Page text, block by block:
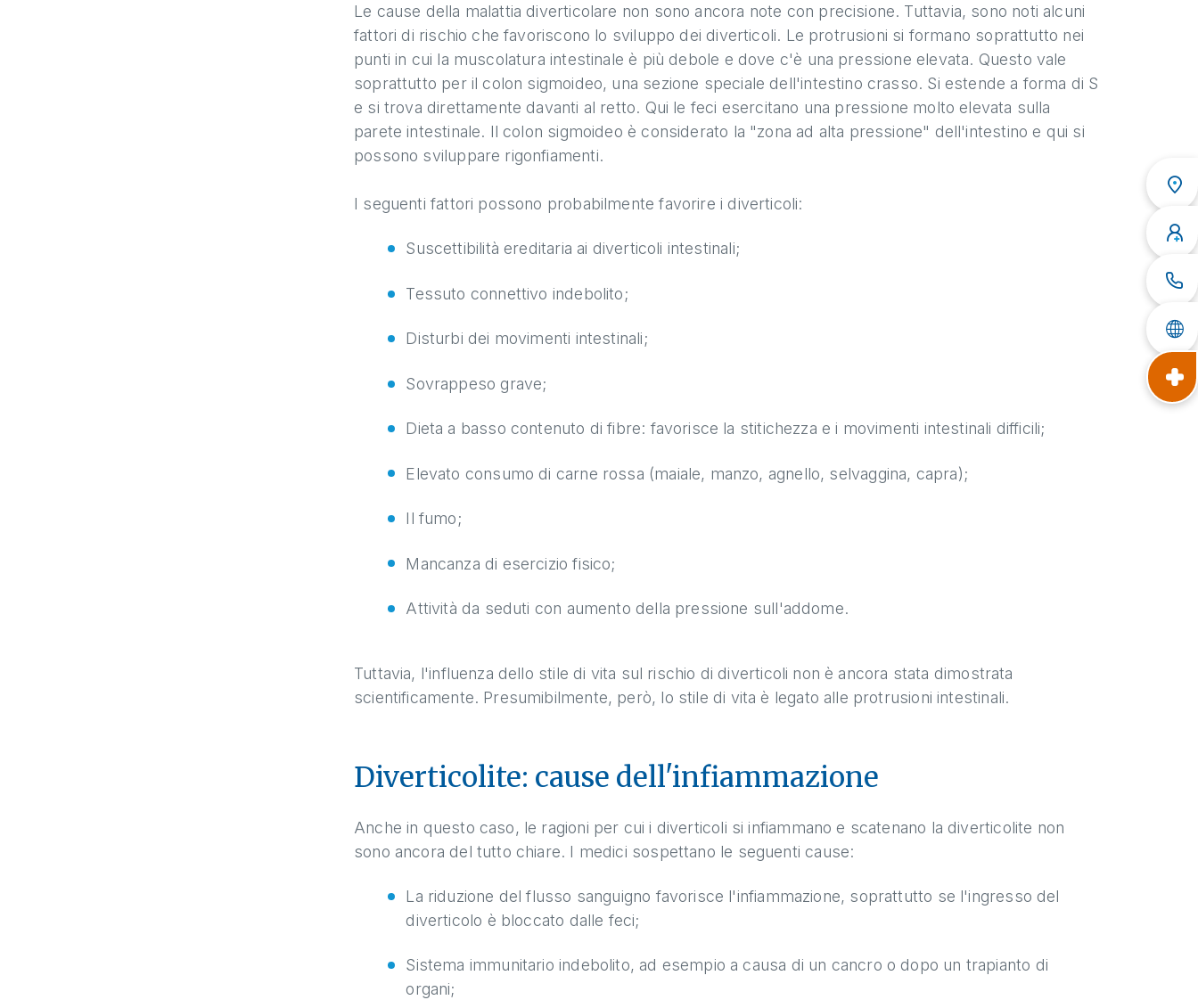
Le cause della malattia diverticolare non sono ancora note con precisione. Tuttavia, sono noti alcuni
fattori di rischio che favoriscono lo sviluppo dei diverticoli. Le protrusioni si formano soprattutto nei
punti in cui la muscolatura intestinale è più debole e dove c'è una pressione elevata. Questo vale
soprattutto per il colon sigmoideo, una sezione speciale dell'intestino crasso. Si estende a forma di S
e si trova direttamente davanti al retto. Qui le feci esercitano una pressione molto elevata sulla
parete intestinale. Il colon sigmoideo è considerato la "zona ad alta pressione" dell'intestino e qui si
possono sviluppare rigonfiamenti.
I seguenti fattori possono probabilmente favorire i diverticoli:
Suscettibilità ereditaria ai diverticoli intestinali;
Tessuto connettivo indebolito;
Disturbi dei movimenti intestinali;
Sovrappeso grave;
Dieta a basso contenuto di fibre: favorisce la stitichezza e i movimenti intestinali difficili;
Elevato consumo di carne rossa (maiale, manzo, agnello, selvaggina, capra);
Il fumo;
Mancanza di esercizio fisico;
Attività da seduti con aumento della pressione sull'addome.
Tuttavia, l'influenza dello stile di vita sul rischio di diverticoli non è ancora stata dimostrata
scientificamente. Presumibilmente, però, lo stile di vita è legato alle protrusioni intestinali.
Diverticolite: cause dell'infiammazione
Anche in questo caso, le ragioni per cui i diverticoli si infiammano e scatenano la diverticolite non
sono ancora del tutto chiare. I medici sospettano le seguenti cause:
La riduzione del flusso sanguigno favorisce l'infiammazione, soprattutto se l'ingresso del
diverticolo è bloccato dalle feci;
Sistema immunitario indebolito, ad esempio a causa di un cancro o dopo un trapianto di
organi;